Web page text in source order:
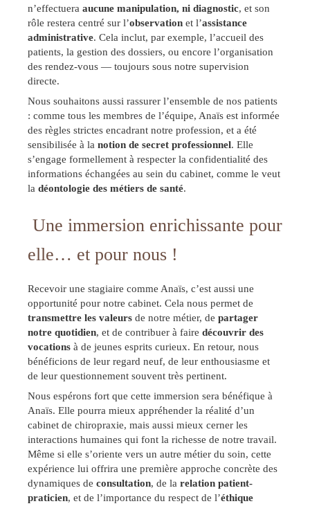
n’effectuera aucune manipulation, ni diagnostic, et son
rôle restera centré sur l’observation et l’assistance
administrative. Cela inclut, par exemple, l’accueil des
patients, la gestion des dossiers, ou encore l’organisation
des rendez-vous — toujours sous notre supervision
directe.
Nous souhaitons aussi rassurer l’ensemble de nos patients
: comme tous les membres de l’équipe, Anaïs est informée
des règles strictes encadrant notre profession, et a été
sensibilisée à la notion de secret professionnel. Elle
s’engage formellement à respecter la confidentialité des
informations échangées au sein du cabinet, comme le veut
la déontologie des métiers de santé.
Une immersion enrichissante pour
elle… et pour nous !
Recevoir une stagiaire comme Anaïs, c’est aussi une
opportunité pour notre cabinet. Cela nous permet de
transmettre les valeurs de notre métier, de partager
notre quotidien, et de contribuer à faire découvrir des
vocations à de jeunes esprits curieux. En retour, nous
bénéficions de leur regard neuf, de leur enthousiasme et
de leur questionnement souvent très pertinent.
Nous espérons fort que cette immersion sera bénéfique à
Anaïs. Elle pourra mieux appréhender la réalité d’un
cabinet de chiropraxie, mais aussi mieux cerner les
interactions humaines qui font la richesse de notre travail.
Même si elle s’oriente vers un autre métier du soin, cette
expérience lui offrira une première approche concrète des
dynamiques de consultation, de la relation patient-
praticien, et de l’importance du respect de l’éthique